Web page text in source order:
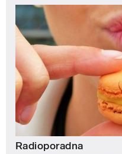
Radioporadna